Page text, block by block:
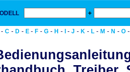
+
C - D - E - F - G - H - - J - K - L - M - N - O -